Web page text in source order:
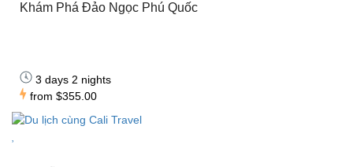
Khám Phá Đảo Ngọc Phú Quốc
3 days 2 nights
from $355.00